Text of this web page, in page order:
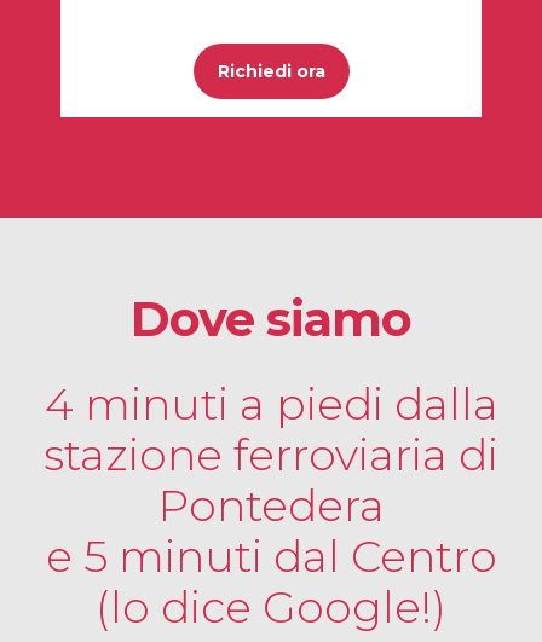
Richiedi ora
Dove siamo
4 minuti a piedi dalla
stazione ferroviaria di
Pontedera
e 5 minuti dal Centro
(lo dice Google!)